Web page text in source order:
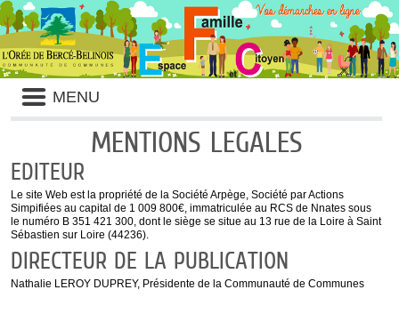
Liste
des
avertissements
MENU
MENTIONS LEGALES
EDITEUR
Le site Web est la propriété de la Société Arpège, Société par Actions
Simpifiées au capital de 1 009 800€, immatriculée au RCS de Nnates sous
le numéro B 351 421 300, dont le siège se situe au 13 rue de la Loire à Saint
Sébastien sur Loire (44236).
DIRECTEUR DE LA PUBLICATION
Nathalie LEROY DUPREY, Présidente de la Communauté de Communes
Panneau de gestion des cookies